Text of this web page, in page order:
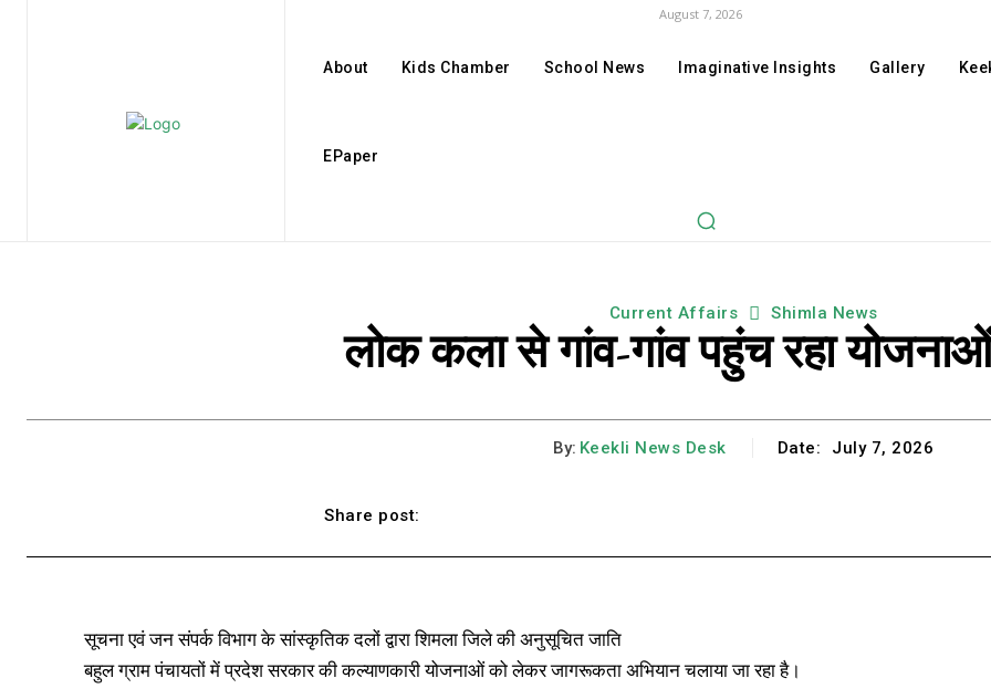
August 7, 2026
About Kids Chamber School News Imaginative Insights Gallery
EPaper
Current Affairs Shimla News
लोक कला से गांव-गांव पहुंच रहा
By: Keekli News Desk Date: July 7, 2026
Share post:
सूचना एवं जन संपर्क विभाग के सांस्कृतिक दलों द्वारा शिमला जिले की अनुसूचित जाति
बहुल ग्राम पंचायतों में प्रदेश सरकार की कल्याणकारी योजनाओं को लेकर जागरूकता अभियान चलाया जा रहा है।